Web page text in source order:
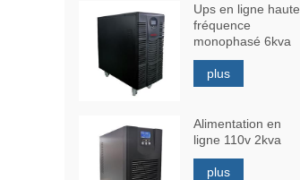
Ups en ligne haute
fréquence
monophasé 6kva
plus
Alimentation en
ligne 110v 2kva
plus